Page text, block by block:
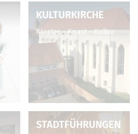
KULTURKIRCHE
Kloster - Knast - Kultur
STADTFÜHRUNGEN